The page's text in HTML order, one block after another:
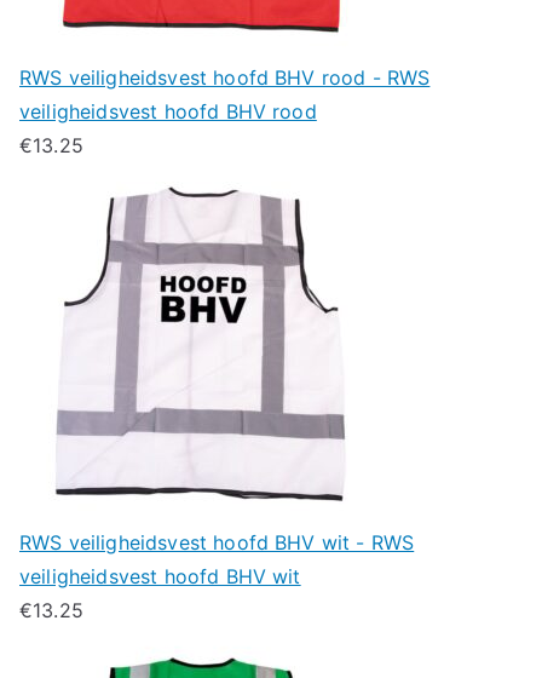
RWS veiligheidsvest hoofd BHV rood - RWS
veiligheidsvest hoofd BHV rood
€13.25
RWS veiligheidsvest hoofd BHV wit - RWS
veiligheidsvest hoofd BHV wit
€13.25